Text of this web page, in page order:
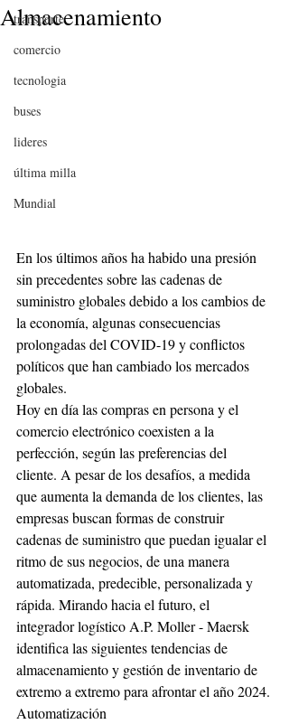
transporte
comercio
tecnologia
buses
lideres
última milla
Mundial
Almacenamiento
En los últimos años ha habido una presión
sin precedentes sobre las cadenas de
suministro globales debido a los cambios de
la economía, algunas consecuencias
prolongadas del COVID-19 y conflictos
políticos que han cambiado los mercados
globales.
Hoy en día las compras en persona y el
comercio electrónico coexisten a la
perfección, según las preferencias del
cliente. A pesar de los desafíos, a medida
que aumenta la demanda de los clientes, las
empresas buscan formas de construir
cadenas de suministro que puedan igualar el
ritmo de sus negocios, de una manera
automatizada, predecible, personalizada y
rápida. Mirando hacia el futuro, el
integrador logístico A.P. Moller - Maersk
identifica las siguientes tendencias de
almacenamiento y gestión de inventario de
extremo a extremo para afrontar el año 2024.
Automatización